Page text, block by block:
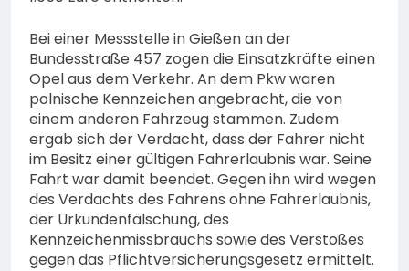
Bei einer Messstelle in Gießen an der
Bundesstraße 457 zogen die Einsatzkräfte einen
Opel aus dem Verkehr. An dem Pkw waren
polnische Kennzeichen angebracht, die von
einem anderen Fahrzeug stammen. Zudem
ergab sich der Verdacht, dass der Fahrer nicht
im Besitz einer gültigen Fahrerlaubnis war. Seine
Fahrt war damit beendet. Gegen ihn wird wegen
des Verdachts des Fahrens ohne Fahrerlaubnis,
der Urkundenfälschung, des
Kennzeichenmissbrauchs sowie des Verstoßes
gegen das Pflichtversicherungsgesetz ermittelt.